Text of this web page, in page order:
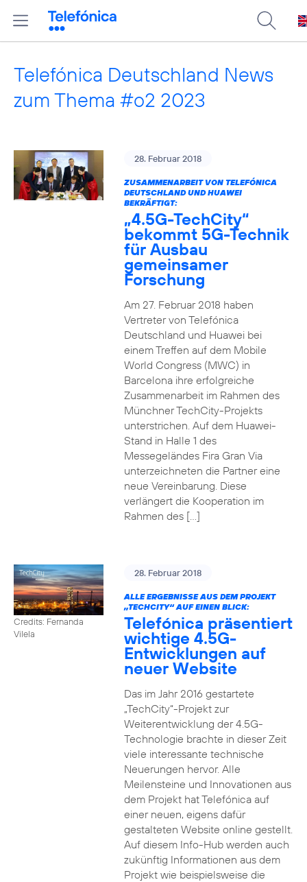
Telefónica Deutschland News
zum Thema #o2 2023
28. Februar 2018
ZUSAMMENARBEIT VON TELEFÓNICA
DEUTSCHLAND UND HUAWEI
BEKRÄFTIGT:
„4.5G-TechCity“
bekommt 5G-Technik
für Ausbau
gemeinsamer
Forschung
Am 27. Februar 2018 haben
Vertreter von Telefónica
Deutschland und Huawei bei
einem Treffen auf dem Mobile
World Congress (MWC) in
Barcelona ihre erfolgreiche
Zusammenarbeit im Rahmen des
Münchner TechCity-Projekts
unterstrichen. Auf dem Huawei-
Stand in Halle 1 des
Messegeländes Fira Gran Via
unterzeichneten die Partner eine
neue Vereinbarung. Diese
verlängert die Kooperation im
Rahmen des […]
Credits: Fernanda
Vilela
28. Februar 2018
ALLE ERGEBNISSE AUS DEM PROJEKT
„TECHCITY“ AUF EINEN BLICK:
Telefónica präsentiert
wichtige 4.5G-
Entwicklungen auf
neuer Website
Das im Jahr 2016 gestartete
„TechCity“-Projekt zur
Weiterentwicklung der 4.5G-
Technologie brachte in dieser Zeit
viele interessante technische
Neuerungen hervor. Alle
Meilensteine und Innovationen aus
dem Projekt hat Telefónica auf
einer neuen, eigens dafür
gestalteten Website online gestellt.
Auf diesem Info-Hub werden auch
zukünftig Informationen aus dem
Projekt wie beispielsweise die